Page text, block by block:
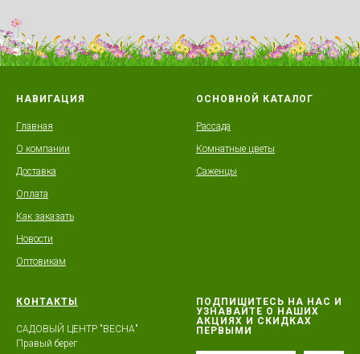
НАВИГАЦИЯ
Главная
О компании
Доставка
Оплата
Как заказать
Новости
Оптовикам
ОСНОВНОЙ КАТАЛОГ
Рассада
Комнатные цветы
Саженцы
КОНТАКТЫ
САДОВЫЙ ЦЕНТР "ВЕСНА"
Правый берег
ПОДПИШИТЕСЬ НА НАС И
УЗНАВАЙТЕ О НАШИХ
АКЦИЯХ И СКИДКАХ
ПЕРВЫМИ